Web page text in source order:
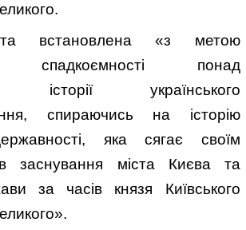
встановлена «з метою
спадкоємності понад
історії українського
спираючись на історію
яка сягає своїм
заснування міста Києва та
за часів князя Київського